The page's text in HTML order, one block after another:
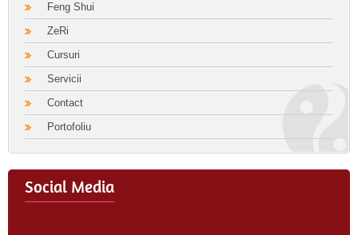
Feng Shui
ZeRi
Cursuri
Servicii
Contact
Portofoliu
Social Media